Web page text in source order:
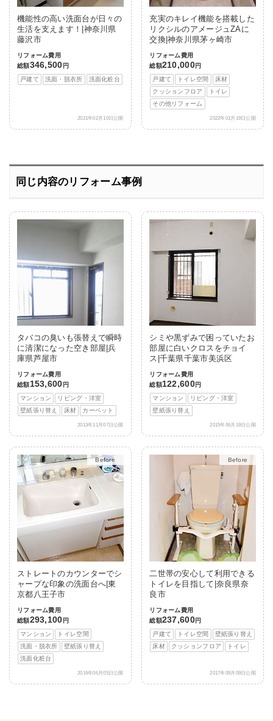
機能性の高い洗面台が日々の
生活を支えます！|神奈川県
藤沢市
リフォーム費用
総額346,500 円
戸建て
洗面・脱衣所 洗面化粧台
2021年02月10日公開
充実のキレイ機能を搭載した
リクシルのアメージュZAに
交換|神奈川県茅ヶ崎市
リフォーム費用
総額210,000円
戸建て
トイレ空間
床材
クッションフロア
トイレ
その他リフォーム
2022年01月19日公開
同じ内容のリフォーム事例
タバコの臭いも張替えで瞬時
に清潔になった空き部屋|兵
庫県芦屋市
リフォーム費用
総額153,600 円
マンション
リビング・洋室
壁紙張り替え
床材 カーペット
2013年11月07日公開
シミや黒ずみで困っていたお
部屋に白いクロスをチョイ
ス|千葉県千葉市美浜区
リフォーム費用
総額122,600円
マンション
リビング・洋室
壁紙張り替え
2015年06月19日公開
After
ストレートのカウンターでシ
ャープな印象の洗面台へ|東
京都八王子市
リフォーム費用
総額293,100 円
マンション
トイレ空間
洗面・脱衣所
壁紙張り替え
洗面化粧台
2016年06月05日公開
After
二世帯の安心して利用できる
トイレを目指して|奈良県奈
良市
リフォーム費用
総額237,600円
戸建て
トイレ空間
壁紙張り替え
床材
クッションフロア トイレ
2017年09月09日公開